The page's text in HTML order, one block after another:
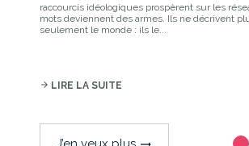
raccourcis idéologiques prospèrent sur les
mots deviennent des armes. Ils ne décrivent
seulement le monde : ils le...
arrow_forward LIRE LA SUITE